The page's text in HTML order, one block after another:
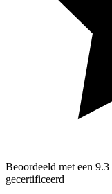
Beoordeeld met een 9.3
gecertificeerd